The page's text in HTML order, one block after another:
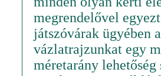
megrendelővel
játszóvárak ügyében
vázlatrajzunkat egy
méretarány